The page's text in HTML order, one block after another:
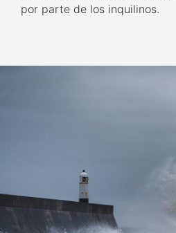
por parte de los inquilinos.